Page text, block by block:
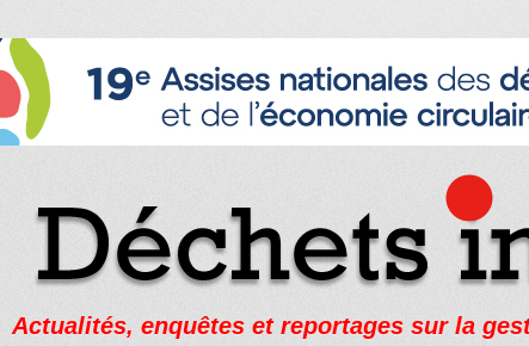
Actualités, enquêtes et reportages sur la